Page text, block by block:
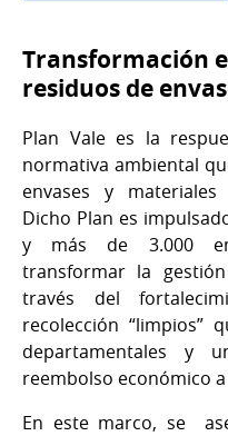
Transformación
residuos de
Plan Vale es la
normativa ambiental
envases y
Dicho Plan es
y más de 3.000
transformar la
través del
recolección “limpios”
departamentales y
reembolso económico
En este marco, se